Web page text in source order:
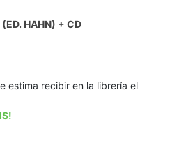
HAHN) + CD
estima recibir en la librería el